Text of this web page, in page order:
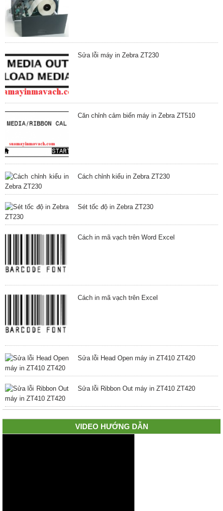
Sửa lỗi máy in Zebra ZT230
Căn chỉnh cảm biến máy in Zebra ZT510
Cách chỉnh kiểu in Zebra ZT230
Sét tốc độ in Zebra ZT230
Cách in mã vạch trên Word Excel
Cách in mã vạch trên Excel
Sửa lỗi Head Open máy in ZT410 ZT420
Sửa lỗi Ribbon Out máy in ZT410 ZT420
VIDEO HƯỚNG DẪN